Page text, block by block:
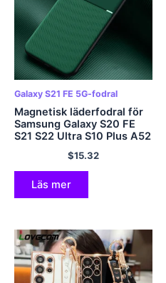
Galaxy S21 FE 5G-fodral
Magnetisk läderfodral för
Samsung Galaxy S20 FE
S21 S22 Ultra S10 Plus A52
A12 A72 S Obs 20 9 10 9
S10E S20FE A53 A50 S9
Kåpor
$15.32
Läs mer